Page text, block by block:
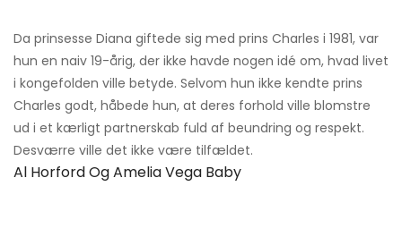
Da prinsesse Diana giftede sig med prins Charles i 1981, var
hun en naiv 19-årig, der ikke havde nogen idé om, hvad livet
i kongefolden ville betyde. Selvom hun ikke kendte prins
Charles godt, håbede hun, at deres forhold ville blomstre
ud i et kærligt partnerskab fuld af beundring og respekt.
Desværre ville det ikke være tilfældet.
Al Horford Og Amelia Vega Baby